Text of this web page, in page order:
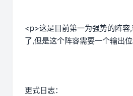
<p>这是目前第一为强势的阵容
了,但是这个阵容需要一个输出
更式日志：